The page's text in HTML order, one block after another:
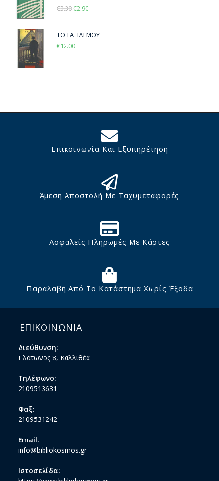
€3.30€2.90
ΤΟ ΤΑΞΙΔΙ ΜΟΥ
€12.00
Επικοινωνία Και Εξυπηρέτηση
Άμεση Αποστολή Με Ταχυμεταφορές
Ασφαλείς Πληρωμές Με Κάρτες
Παραλαβή Από Το Κατάστημα Χωρίς Έξοδα
ΕΠΙΚΟΙΝΩΝΙΑ
Διεύθυνση:
Πλάτωνος 8, Καλλιθέα
Τηλέφωνο:
2109513631
Φαξ:
2109531242
Email:
info@bibliokosmos.gr
Ιστοσελίδα: